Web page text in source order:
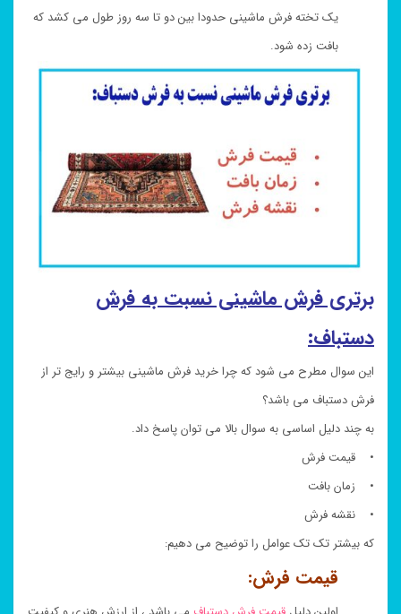
یک تخته فرش ماشینی حدودا بین دو تا سه روز طول می کشد که
بافت زده شود.
برتری فرش ماشینی نسبت به فرش
دستباف:
این سوال مطرح می شود که چرا خرید فرش ماشینی بیشتر و رایج تر از
فرش دستباف می باشد؟
به چند دلیل اساسی به سوال بالا می توان پاسخ داد.
• قیمت فرش
• زمان بافت
• نقشه فرش
که بیشتر تک تک عوامل را توضیح می دهیم:
قیمت فرش: